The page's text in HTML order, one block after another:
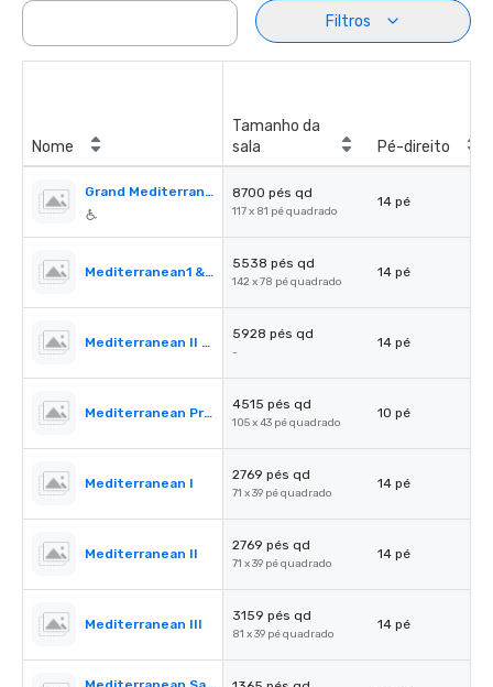
Filtros
Nome
Tamanho da
sala
Pé-direito
Grand Mediterranean Ballroom 8700 pés qd
117 x 81 pé quadrado
14 pé
Mediterranean1 & 2
5538 pés qd
142 x 78 pé quadrado
14 pé
Mediterranean II & III
5928 pés qd
-
14 pé
Mediterranean PreFunction
4515 pés qd
105 x 43 pé quadrado
10 pé
Mediterranean I
2769 pés qd
71 x 39 pé quadrado
14 pé
Mediterranean II
2769 pés qd
71 x 39 pé quadrado
14 pé
Mediterranean III
3159 pés qd
81 x 39 pé quadrado
14 pé